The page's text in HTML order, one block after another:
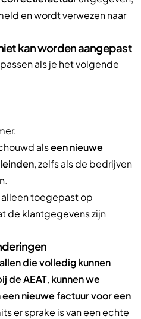
en wordt verwezen naar
kan worden aangepast
als je het volgende
alseen nieuwe
, zelfs als de bedrijven
toegepast op
de klantgegevens zijn
die volledig kunnen
de AEAT, kunnen we
nieuwe factuur voor een
er sprake is van een echte